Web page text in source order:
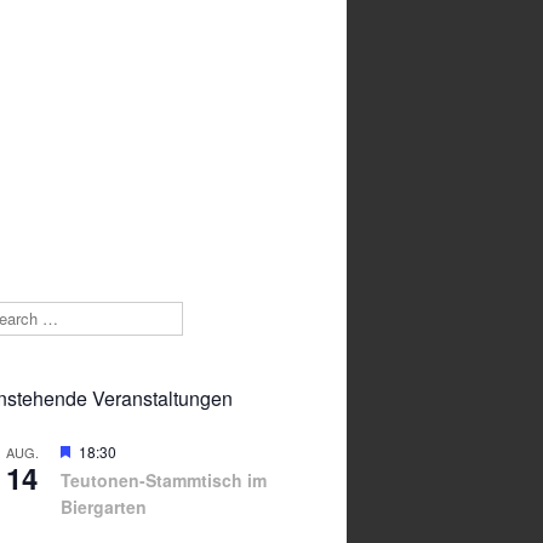
Veranstaltungen
AUG.
14
Hervorgehoben
18:30
Teutonen-Stammtisch im
Biergarten